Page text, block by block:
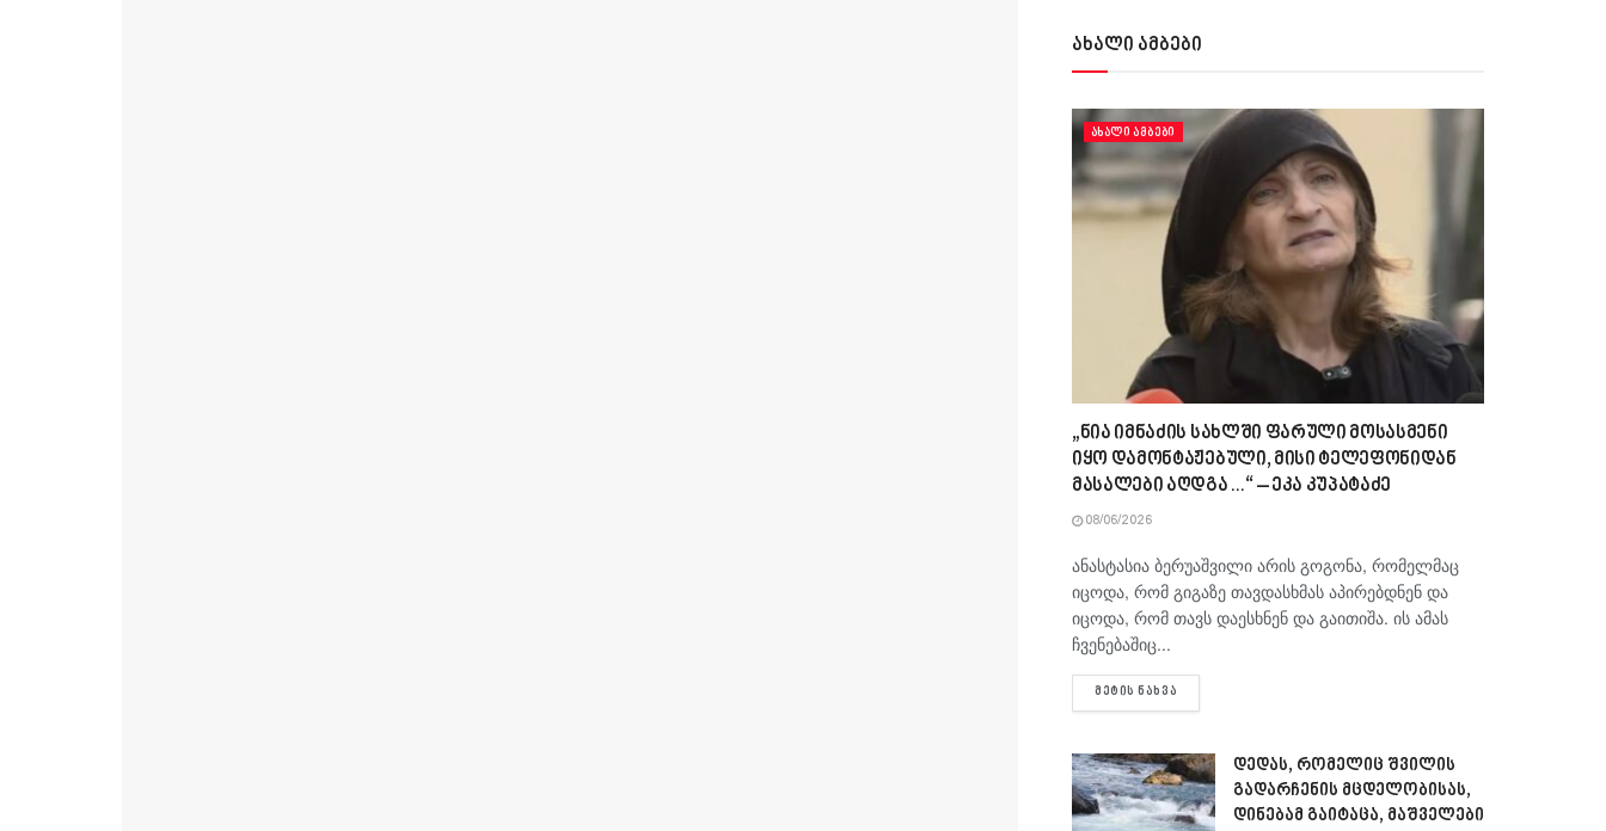
ახალი ამბები
ᲐᲮᲐᲚᲘ ᲐᲛᲑᲔᲑᲘ
„ნია იმნაძის სახლში ფარული მოსასმენი
იყო დამონტაჟებული, მისი ტელეფონიდან
მასალები აღდგა…“ – ეკა კუპატაძე
08/06/2026
ანასტასია ბერუაშვილი არის გოგონა, რომელმაც
იცოდა, რომ გიგაზე თავდასხმას აპირებდნენ და
იცოდა, რომ თავს დაესხნენ და გაითიშა. ის ამას
ჩვენებაშიც...
ᲛᲔᲢᲘᲡ ᲜᲐᲮᲕᲐ
დედას, რომელიც შვილის
გადარჩენის მცდელობისას,
დინებამ გაიტაცა, მაშველები